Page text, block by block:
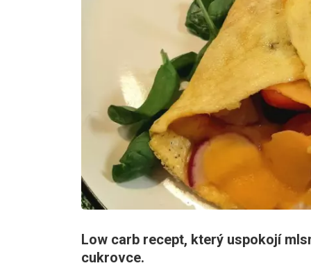
Low carb recept, který uspokojí
cukrovce.